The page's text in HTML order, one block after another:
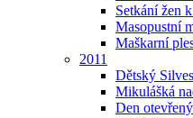
Setkání žen
Masopustní
Maškarní
2011
Dětský
Mikulášká
Den